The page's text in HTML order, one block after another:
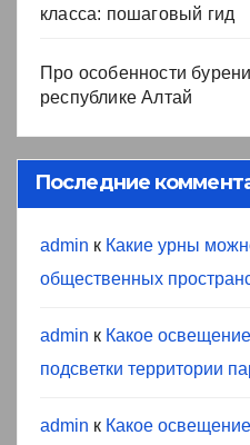
класса: пошаговый гид
Про особенности
республике Алтай
Последние
admin к Какие урны
общественных
admin к Какое
подсветки территории
admin к Какое